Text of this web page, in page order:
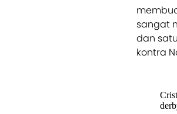
sangat
dan
kontra